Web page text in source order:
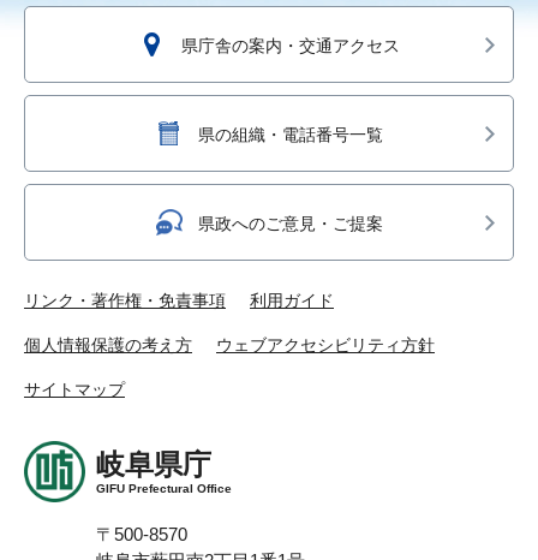
県庁舎の案内・交通アクセス
県の組織・電話番号一覧
県政へのご意見・ご提案
リンク・著作権・免責事項 利用ガイド
個人情報保護の考え方 ウェブアクセシビリティ方針
サイトマップ
岐阜県庁
GIFU Prefectural Office
〒500-8570